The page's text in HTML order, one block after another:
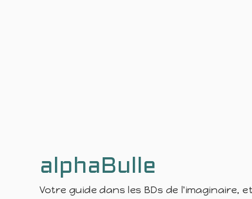
alphaBulle
Votre guide dans les BDs de l'imaginaire,